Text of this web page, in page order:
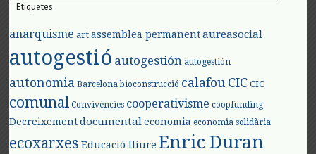
Etiquetes
anarquisme art assemblea permanent aureasocial
autogestió autogestión autogestión
autonomia Barcelona bioconstrucció calafouCIC CIC
comunal Convivències cooperativisme coopfunding
Decreixement documental economia economia solidària
ecoxarxes Educació lliure Enric Duran